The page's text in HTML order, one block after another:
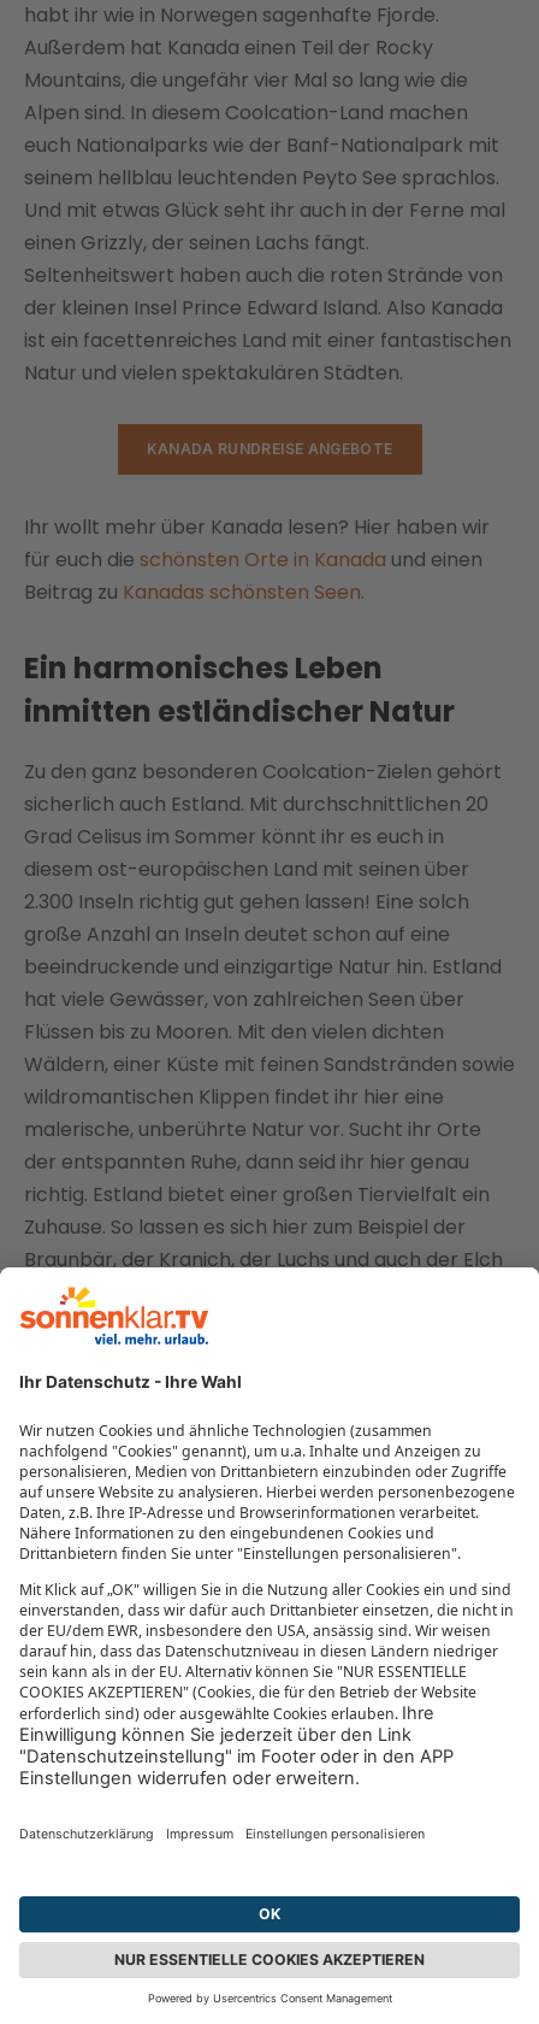
habt ihr wie in Norwegen sagenhafte Fjorde.
Außerdem hat Kanada einen Teil der Rocky
Mountains, die ungefähr vier Mal so lang wie die
Alpen sind. In diesem Coolcation-Land machen
euch Nationalparks wie der Banf-Nationalpark mit
seinem hellblau leuchtenden Peyto See sprachlos.
Und mit etwas Glück seht ihr auch in der Ferne mal
einen Grizzly, der seinen Lachs fängt.
Seltenheitswert haben auch die roten Strände von
der kleinen Insel Prince Edward Island. Also Kanada
ist ein facettenreiches Land mit einer fantastischen
Natur und vielen spektakulären Städten.
KANADA RUNDREISE ANGEBOTE
Ihr wollt mehr über Kanada lesen? Hier haben wir
für euch die schönsten Orte in Kanada und einen
Beitrag zu Kanadas schönsten Seen.
Ein harmonisches Leben
inmitten estländischer Natur
Zu den ganz besonderen Coolcation-Zielen gehört
sicherlich auch Estland. Mit durchschnittlichen 20
Grad Celisus im Sommer könnt ihr es euch in
diesem ost-europäischen Land mit seinen über
2.300 Inseln richtig gut gehen lassen! Eine solch
große Anzahl an Inseln deutet schon auf eine
beeindruckende und einzigartige Natur hin. Estland
hat viele Gewässer, von zahlreichen Seen über
Flüssen bis zu Mooren. Mit den vielen dichten
Wäldern, einer Küste mit feinen Sandstränden sowie
wildromantischen Klippen findet ihr hier eine
malerische, unberührte Natur vor. Sucht ihr Orte
der entspannten Ruhe, dann seid ihr hier genau
richtig. Estland bietet einer großen Tiervielfalt ein
Zuhause. So lassen es sich hier zum Beispiel der
Braunbär, der Kranich, der Luchs und auch der Elch
gut gehen. Estlands größte Insel heißt Saaremaa.
Im Dorf Angla findet ihr das Wahrzeichen der Insel:
Außerdem gibt es ein Museum und ein Cafe, das
frisch gebackenes Brot anbietet. Schaut euch auch
den zweitältesten Leuchtturm Estlands, Sõrve, an,
mit seiner schwarz-weißen Bemalung. Auch
Kuressaare ist eine schöne Stadt auf Saaremaa mit
einer intakten mittelalterlichen Wall-
Befestigungsanlage und ihrer Arensburg, die einst
eine Bischofsburg deutschen Ordens war. Hier gibt
es keine Hektik, hier ist Harmonie angesagt.
ESTLAND URLAUB ANGEBOTE
TALLIN HOTEL ANGEBOTE